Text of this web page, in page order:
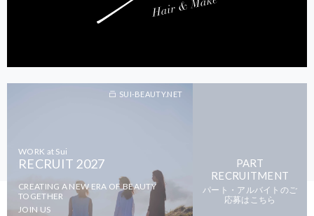
WORK at Sui
RECRUIT 2027
CREATING A NEW ERA OF BEAUTY
TOGETHER
JOIN US
SUI-BEAUTY.NET
PART
RECRUITMENT
パート・アルバイトのご
応募はこちら